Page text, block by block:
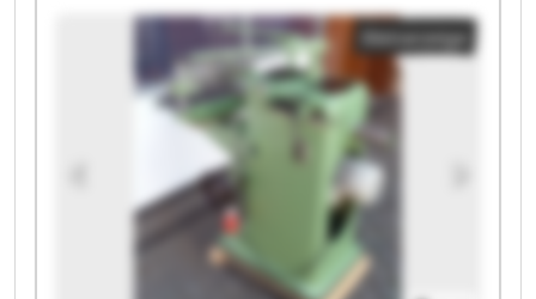
Nutzfahrzeuge Ahlborn GmbH Nutzfahrzeuge Ahlborn
GmbH Nutzfahrzeuge Ahlborn GmbH Nutzfahrzeuge
Ahlborn GmbH Nutzfahrzeuge Ahlborn GmbH
Nutzfahrzeuge Ahlborn GmbH Nutzfahrzeuge Ahlborn
GmbH Nutzfahrzeuge Ahlborn GmbH Nutzfahrzeuge
Ahlborn GmbH Nutzfahrzeuge Ahlborn GmbH
Nutzfahrzeuge Ahlborn GmbH Nutzfahrzeuge Ahlborn
GmbH Nutzfahrzeuge Ahlborn GmbH Nutzfahrzeuge
Kleinanzeige